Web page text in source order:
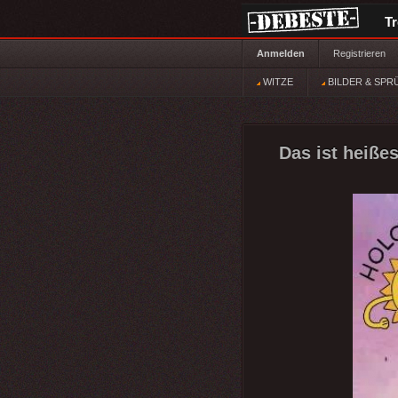
Anmelden Registrieren
WITZE BILDER &
Das ist